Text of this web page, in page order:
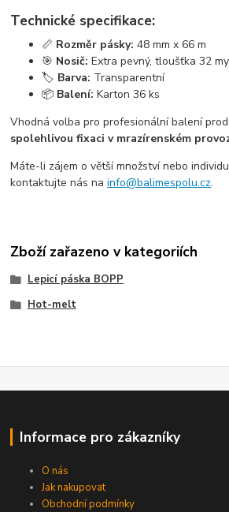
Technické specifikace:
📏 Rozměr pásky: 48 mm x 66 m
🎯 Nosič: Extra pevný, tloušťka 32 my
🏷️ Barva: Transparentní
📦 Balení: Karton 36 ks
Vhodná volba pro profesionální balení
spolehlivou fixaci v mrazírenském
Máte-li zájem o větší množství nebo
kontaktujte nás nainfo@balimespolu.cz.
Zboží zařazeno v kategoriích
Lepicí páska BOPP
Hot-melt
Informace pro zákazníky
O nás
Jak nakupovat
Obchodní podmínky